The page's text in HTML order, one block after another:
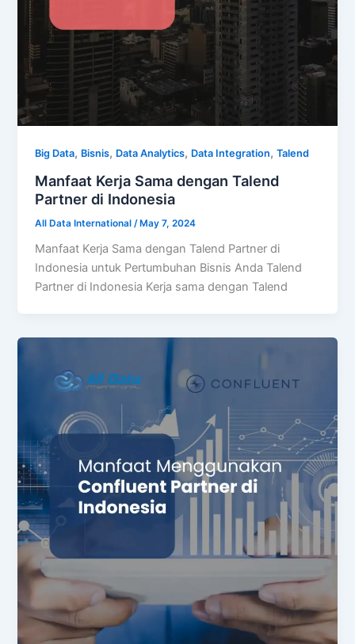
Big Data, Bisnis, Data Analytics, Data Integration,Talend
Manfaat Kerja Sama dengan Talend
Partner di Indonesia
All Data International /May 7, 2024
Manfaat Kerja Sama dengan Talend Partner di
Indonesia untuk Pertumbuhan Bisnis Anda Talend
Partner di Indonesia Kerja sama dengan Talend